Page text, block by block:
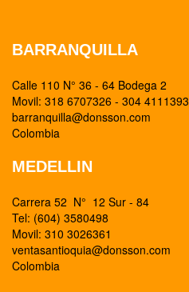
BARRANQUILLA
Calle 110 N° 36 - 64 Bodega 2
Movil: 318 6707326 - 304 4111393
barranquilla@donsson.com
Colombia
MEDELLIN
Carrera 52 N° 12 Sur - 84
Tel: (604) 3580498
Movil: 310 3026361
ventasantioquia@donsson.com
Colombia